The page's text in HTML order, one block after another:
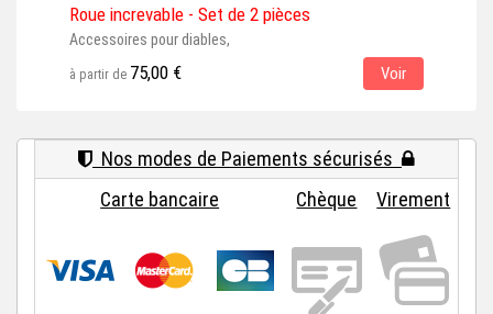
Roue increvable - Set de 2 pièces
Accessoires pour diables,
à partir de 75,00 € Voir
Nos modes de Paiements sécurisés
Carte bancaire
Chèque Virement